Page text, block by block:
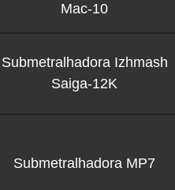
Mac-10
Submetralhadora Izhmash
Saiga-12K
Submetralhadora MP7